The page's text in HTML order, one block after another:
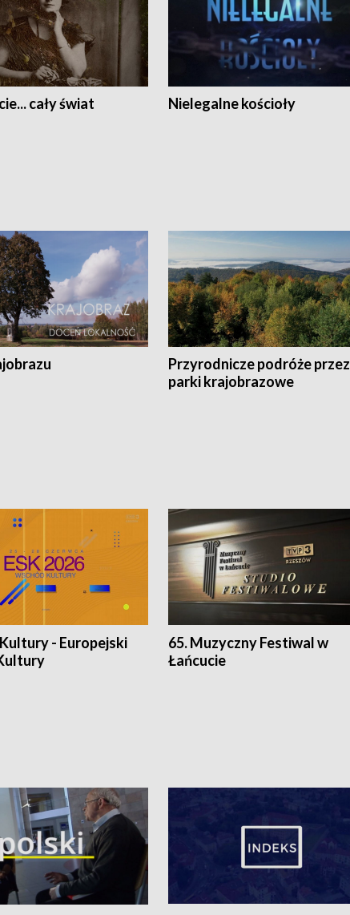
cały świat Nielegalne kościoły
Przyrodnicze podróże przez
parki krajobrazowe
- Europejski
65. Muzyczny Festiwal w
Łańcucie